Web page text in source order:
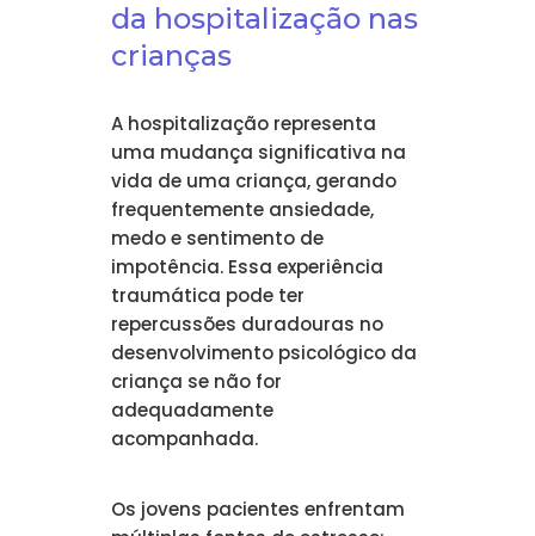
da hospitalização nas
crianças
A hospitalização representa
uma mudança significativa na
vida de uma criança, gerando
frequentemente ansiedade,
medo e sentimento de
impotência. Essa experiência
traumática pode ter
repercussões duradouras no
desenvolvimento psicológico da
criança se não for
adequadamente
acompanhada.
Os jovens pacientes enfrentam